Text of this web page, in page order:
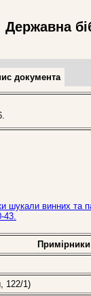
Державна
документа
шукали винних
43.
Примірники
122/1)